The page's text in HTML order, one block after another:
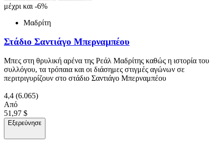
μέχρι και -6%
Μαδρίτη
Στάδιο Σαντιάγο Μπερναμπέου
Μπες στη θρυλική αρένα της Ρεάλ Μαδρίτης καθώς η ιστορία του
συλλόγου, τα τρόπαια και οι διάσημες στιγμές αγώνων σε
περιτριγυρίζουν στο στάδιο Σαντιάγο Μπερναμπέου
4,4 (6.065)
Από
51,97 $
Εξερεύνησε